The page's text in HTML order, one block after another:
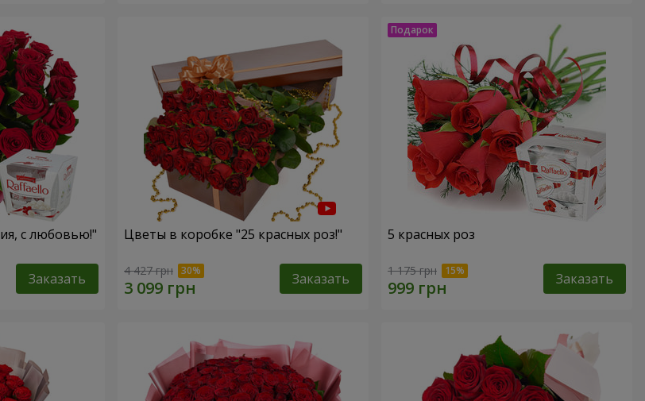
с любовью!"
Заказать
Цветы в коробке "25 красных роз!"
4 427 грн Заказать
5 красных роз
1 175 грн Заказать